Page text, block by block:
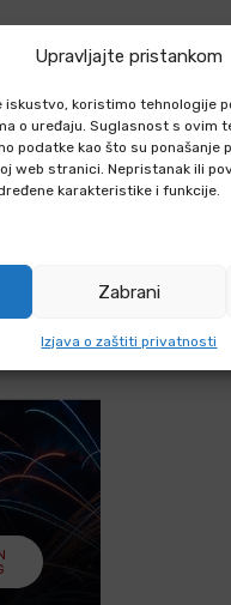
Upravljajte pristankom
iskustvo, koristimo tehnologije
o uređaju. Suglasnost s ovim
podatke kao što su ponašanje
web stranici. Nepristanak ili
karakteristike i funkcije.
Zabrani
Izjava o zaštiti privatnosti
i F3?